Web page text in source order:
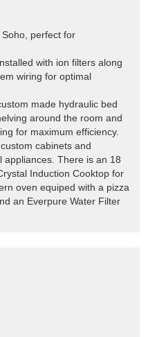
perfect for
with ion filters along
wiring for optimal
made hydraulic bed
around the room and
for maximum efficiency.
cabinets and
appliances. There is an 18
Induction Cooktop for
oven equiped with a pizza
an Everpure Water Filter